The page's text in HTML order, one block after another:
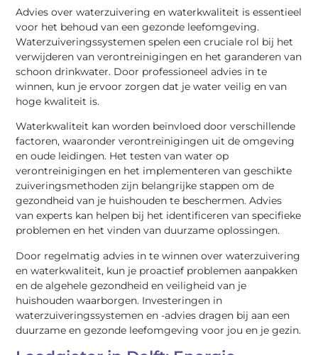
Advies over waterzuivering en waterkwaliteit is essentieel
voor het behoud van een gezonde leefomgeving.
Waterzuiveringssystemen spelen een cruciale rol bij het
verwijderen van verontreinigingen en het garanderen van
schoon drinkwater. Door professioneel advies in te
winnen, kun je ervoor zorgen dat je water veilig en van
hoge kwaliteit is.
Waterkwaliteit kan worden beïnvloed door verschillende
factoren, waaronder verontreinigingen uit de omgeving
en oude leidingen. Het testen van water op
verontreinigingen en het implementeren van geschikte
zuiveringsmethoden zijn belangrijke stappen om de
gezondheid van je huishouden te beschermen. Advies
van experts kan helpen bij het identificeren van specifieke
problemen en het vinden van duurzame oplossingen.
Door regelmatig advies in te winnen over waterzuivering
en waterkwaliteit, kun je proactief problemen aanpakken
en de algehele gezondheid en veiligheid van je
huishouden waarborgen. Investeringen in
waterzuiveringssystemen en -advies dragen bij aan een
duurzame en gezonde leefomgeving voor jou en je gezin.